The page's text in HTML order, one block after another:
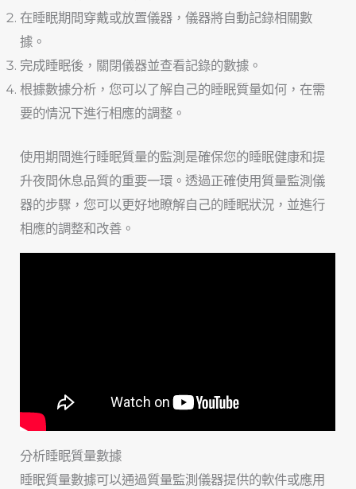
在睡眠期間穿戴或放置儀器，儀器將自動記錄相關數
據。
完成睡眠後，關閉儀器並查看記錄的數據。
根據數據分析，您可以了解自己的睡眠質量如何，在需
要的情況下進行相應的調整。
使用期間進行睡眠質量的監測是確保您的睡眠健康和提
升夜間休息品質的重要一環。透過正確使用質量監測儀
器的步驟，您可以更好地瞭解自己的睡眠狀況，並進行
相應的調整和改善。
分析睡眠質量數據
睡眠質量數據可以通過質量監測儀器提供的軟件或應用